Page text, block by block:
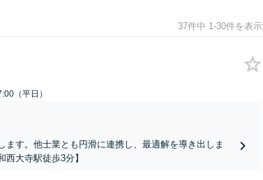
37件中 1-30件を表示
（平日）
す。他士業とも円滑に連携し、最適解を導き出しま
大寺駅徒歩3分】